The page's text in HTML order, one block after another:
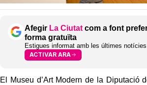
Afegir La Ciutat com a font
forma gratuïta
Estigues informat amb les últimes
ACTIVAR ARA
El Museu d’Art Modern de la Diputació